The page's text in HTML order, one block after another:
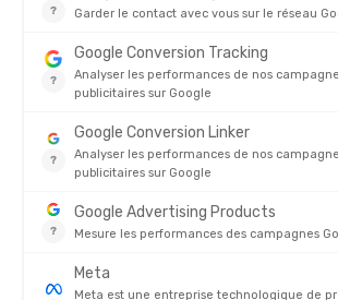
sur neige.
Photochromique
15% à 75%
Sous-bois,
météo
Photochromique
(2-4)
Alpinisme,
altitude,
luminosité.
Guide d’achat lunette montagne
Verre fixe catégorie 4 ou technologie
Le choix dépend de la stabilité de l'albedo. Un